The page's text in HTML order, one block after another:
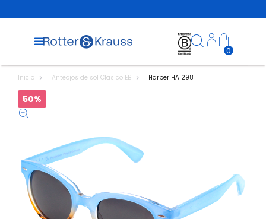
0
Inicio Anteojos de sol Clasico EB Harper HA1298
50%